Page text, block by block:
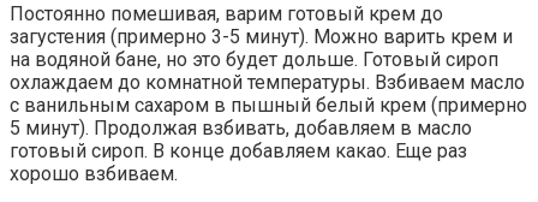
Постоянно помешивая, варим готовый крем до
загустения (примерно 3-5 минут). Можно варить крем и
на водяной бане, но это будет дольше. Готовый сироп
охлаждаем до комнатной температуры. Взбиваем масло
с ванильным сахаром в пышный белый крем (примерно
5 минут). Продолжая взбивать, добавляем в масло
готовый сироп. В конце добавляем какао. Еще раз
хорошо взбиваем.